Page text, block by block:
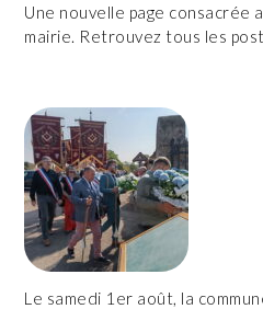
Une nouvelle page consacrée
mairie. Retrouvez tous les
Le samedi 1er août, la